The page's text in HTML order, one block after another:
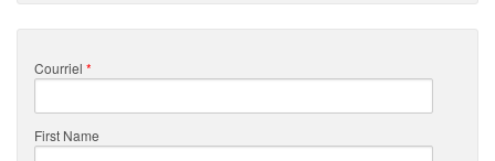
Courriel *
First Name